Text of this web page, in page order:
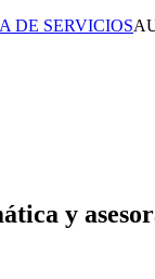
DE SERVICIOS
y